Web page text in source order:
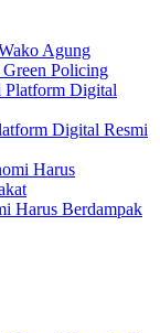
Agung
Policing
Digital Resmi
Harus Berdampak